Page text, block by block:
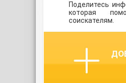
Поделитесь
которая
соискателям.